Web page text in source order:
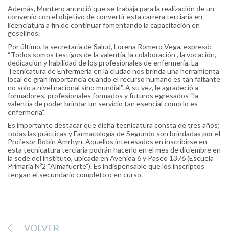
Además, Montero anunció que se trabaja para la realización de un
convenio con el objetivo de convertir esta carrera terciaria en
licenciatura a fin de continuar fomentando la capacitación en
geselinos.
Por último, la secretaria de Salud, Lorena Romero Vega, expresó:
“Todos somos testigos de la valentía, la colaboración , la vocación,
dedicación y habilidad de los profesionales de enfermería. La
Tecnicatura de Enfermería en la ciudad nos brinda una herramienta
local de gran importancia cuando el recurso humano es tan faltante
no solo a nivel nacional sino mundial”. A su vez, le agradeció a
formadores, profesionales formados y futuros egresados “la
valentía de poder brindar un servicio tan esencial como lo es
enfermería”.
Es importante destacar que dicha tecnicatura consta de tres años;
todas las prácticas y Farmacología de Segundo son brindadas por el
Profesor Robin Amrhyn. Aquellos interesados en inscribirse en
esta tecnicatura terciaria podrán hacerlo en el mes de diciembre en
la sede del instituto, ubicada en Avenida 6 y Paseo 1376 (Escuela
Primaria Nº2 “Almafuerte”). Es indispensable que los inscriptos
tengan el secundario completo o en curso.
VOLVER